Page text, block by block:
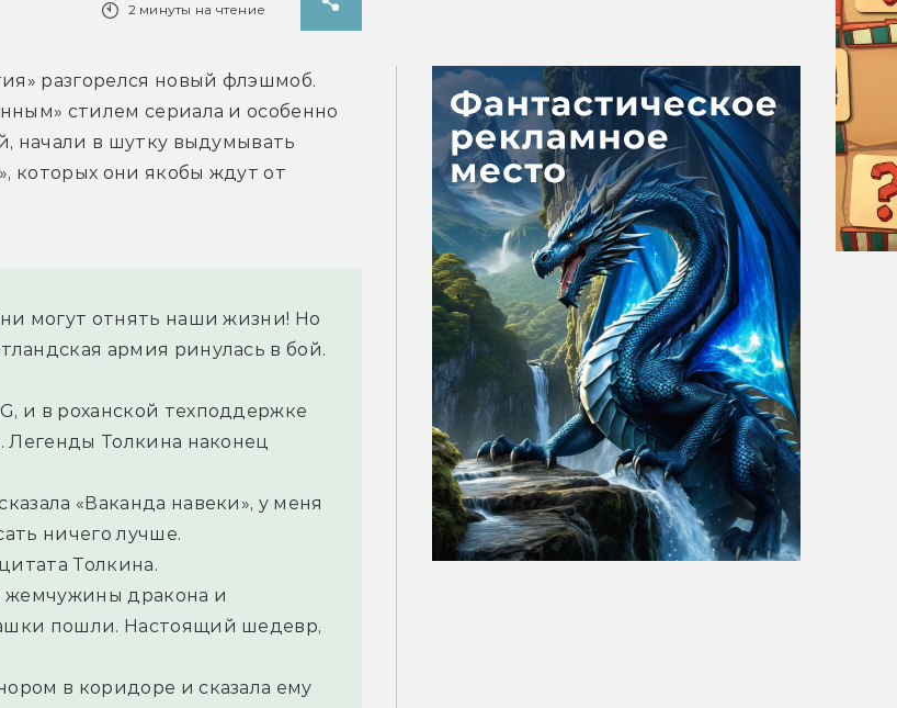
2 минуты на чтение
разгорелся новый флэшмоб.
стилем сериала и особенно
начали в шутку выдумывать
которых они якобы ждут от
могут отнять наши жизни! Но
армия ринулась в бой.
и в роханской техподдержке
Легенды Толкина наконец
«Ваканда навеки», у меня
ничего лучше.
Толкина.
жемчужины дракона и
пошли. Настоящий шедевр,
в коридоре и сказала ему